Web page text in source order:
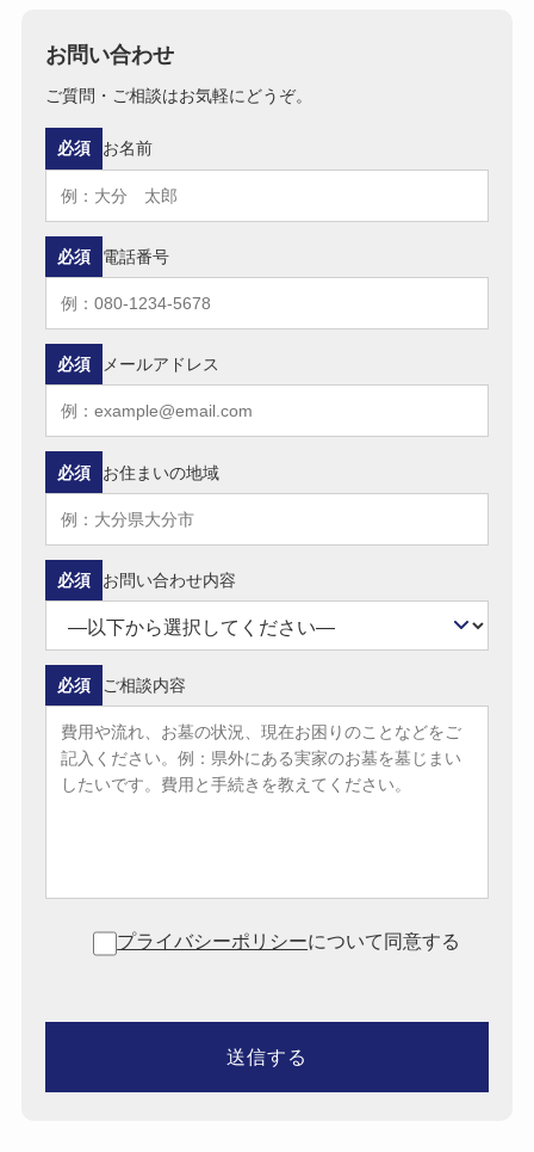
お問い合わせ
ご質問・ご相談はお気軽にどうぞ。
お名前
必須
電話番号
必須
メールアドレス
必須
お住まいの地域
必須
お問い合わせ内容
必須
ご相談内容
必須
プライバシーポリシーについて同意する